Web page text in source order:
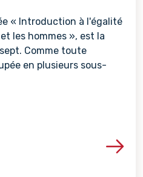
« Introduction à l'égalité
les hommes », est la
Comme toute
en plusieurs sous-
Voir les détails de la